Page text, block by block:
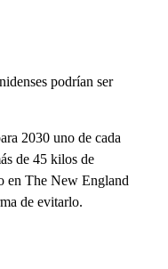
podrían ser
2030 uno de cada
de 45 kilos de
en The New England
de evitarlo.